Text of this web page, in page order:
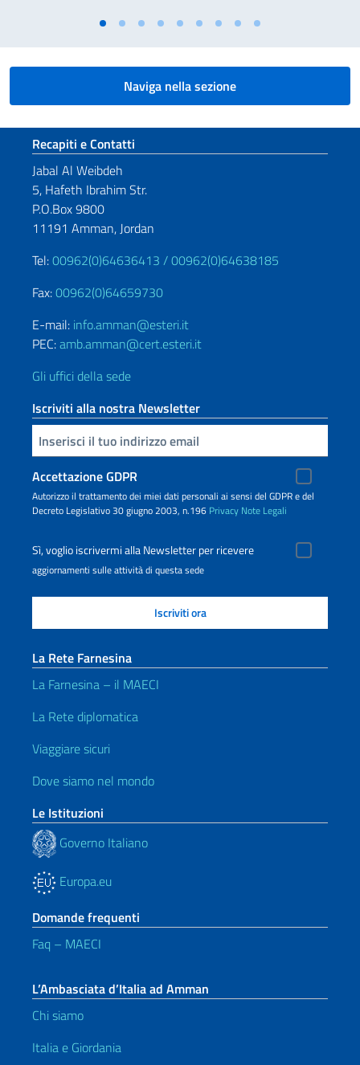
Naviga nella sezione
Sezione footer
Recapiti e Contatti
Jabal Al Weibdeh
5, Hafeth Ibrahim Str.
P.O.Box 9800
11191 Amman, Jordan
Tel:00962(0)64636413 /00962(0)64638185
Fax:00962(0)64659730
E-mail: info.amman@esteri.it
PEC:amb.amman@cert.esteri.it
Gli uffici della sede
Iscriviti alla nostra Newsletter
Inserisci la tua email
Accettazione GDPR
Autorizzo il trattamento dei miei dati personali ai sensi del GDPR e del
Decreto Legislativo 30 giugno 2003, n.196 Privacy Note Legali
Sì, voglio iscrivermi alla Newsletter per ricevere
aggiornamenti sulle attività di questa sede
La Rete Farnesina
La Farnesina – il MAECI
La Rete diplomatica
Viaggiare sicuri
Dove siamo nel mondo
Le Istituzioni
Governo Italiano
Europa.eu
Domande frequenti
Faq – MAECI
L’Ambasciata d’Italia ad Amman
Chi siamo
Italia e Giordania